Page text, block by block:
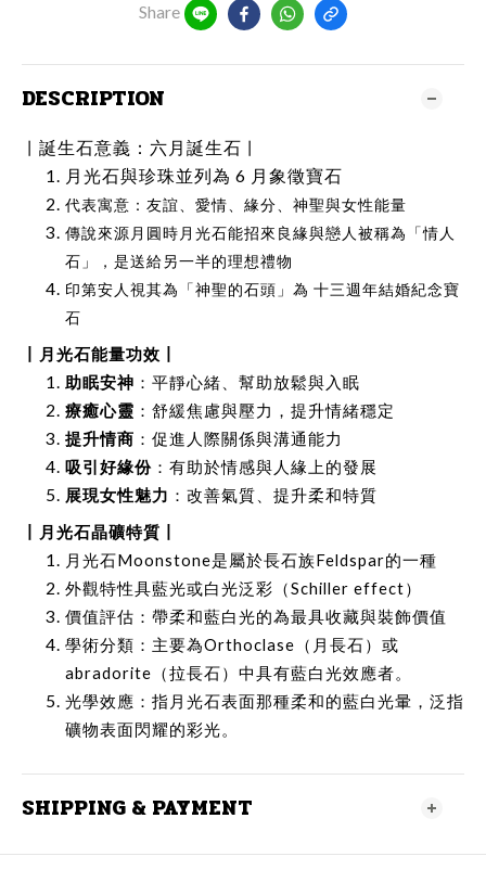
Share
DESCRIPTION
誕生石意義： 六月誕生石
月光石與珍珠並列為 6 月象徵寶石
代表寓意 ：友誼、愛情、緣分、神聖與女性能量
傳說來源 月圓時月光石能招來良緣與戀人被稱為「情人
石 」，是送給另一半的理想禮物
印第安人視其為「神聖的石頭 」為 十三週年結婚紀念寶
石
月光石能量功效
助眠安神 ：平靜心緒、幫助放鬆與入眠
療癒心靈 ：舒緩焦慮與壓力，提升情緒穩定
提升情商 ：促進人際關係與溝通能力
吸引好緣份 ：有助於情感與人緣上的發展
展現女性魅力 ：改善氣質、提升柔和特質
月光石晶礦特質
月光石Moonstone是屬於長石族Feldspar的一種
外觀特性具藍光或白光泛彩（Schiller effect）
價值評估：帶柔和藍白光的為最具收藏與裝飾價值
學術分類：主要為Orthoclase （月長石）或
abradorite （拉長石）中具有藍白光效應者。
光學效應：指月光石表面那種柔和的藍白光暈，泛指
礦物表面閃耀的彩光。
SHIPPING & PAYMENT